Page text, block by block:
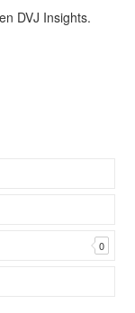
DVJ Insights.
0